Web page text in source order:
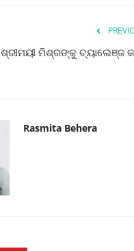
ଶ୍ରୀମୟୀ ମିଶ୍ରଙ୍କୁ ଚ୍ୟାଲେଞ୍ଜ
Rasmita Behera